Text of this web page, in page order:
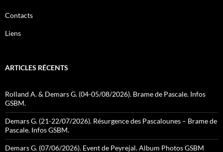
Contacts
Liens
ARTICLES RÉCENTS
Rolland A. & Demars G. (04-05/08/2026). Brame de Pascale. Infos
GSBM.
Demars G. (21-22/07/2026). Résurgence des Pascalounes – Brame de
Pascale. Infos GSBM.
Demars G. (07/06/2026). Event de Peyrejal. Album Photos GSBM